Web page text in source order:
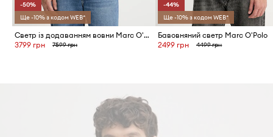
-50%
Ще -10% з кодом WEB*
Светр із додаванням вовни Marc O'Polo
3799 грн
7599 грн
-44%
Ще -10% з кодом WEB*
Бавовняний светр Marc O'Polo
2499 грн
4499 грн